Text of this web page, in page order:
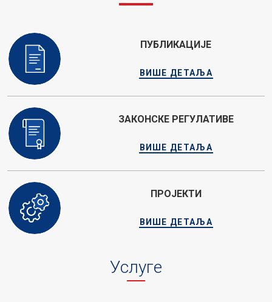
ПУБЛИКАЦИЈЕ
ВИШЕ ДЕТАЉА
ЗАКОНСКЕ РЕГУЛАТИВЕ
ВИШЕ ДЕТАЉА
ПРОЈЕКТИ
ВИШЕ ДЕТАЉА
Услуге